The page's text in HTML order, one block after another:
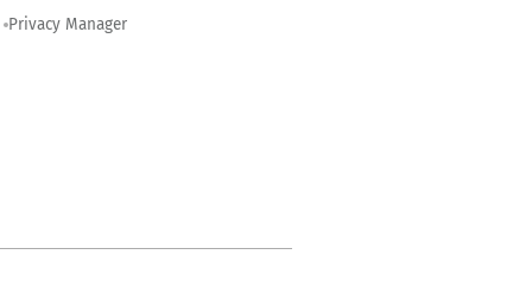
Privacy Manager